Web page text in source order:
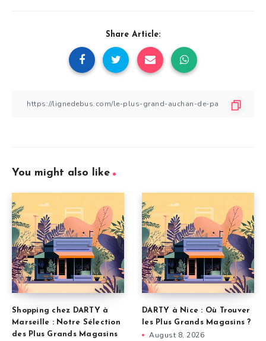
Share Article:
You might also like
Shopping chez DARTY à
Marseille : Notre Sélection
des Plus Grands Magasins
DARTY à Nice : Où Trouver
les Plus Grands Magasins ?
August 8, 2026